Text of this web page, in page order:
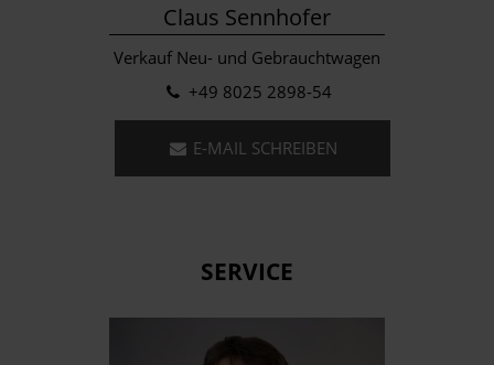
Claus Sennhofer
Verkauf Neu- und Gebrauchtwagen
+49 8025 2898-54
E-MAIL SCHREIBEN
SERVICE